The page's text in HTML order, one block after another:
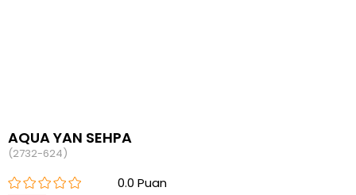
AQUA YAN SEHPA
(2732-624)
0.0